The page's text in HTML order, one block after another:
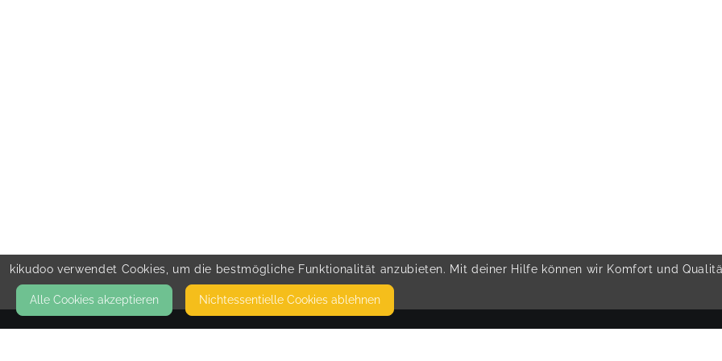
kikudoo verwendet Cookies, um die bestmögliche Funktionalität anzubieten. Mit deiner Hilfe können wir Komfort und
Alle Cookies akzeptieren Nicht­essentielle Cookies ablehnen